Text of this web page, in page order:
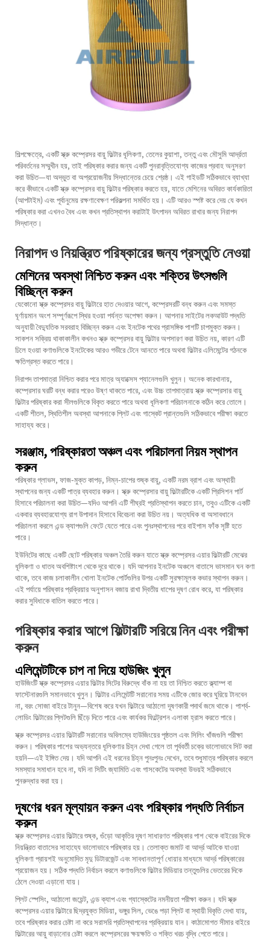
শিল্পক্ষেত্রে, একটি স্ক্রু কম্প্রেসর বায়ু ফিল্টার ধূলিকণা, তেলের কুয়াশা, তন্তু এবং মৌসুমি আর্দ্রতা
পরিবর্তনের সম্মুখীন হয়, তাই পরিষ্কার করার জন্য একটি পুনরাবৃত্তিযোগ্য কাজের প্রবাহ অনুসরণ
করা উচিত—যা অদ্ভুত বা অপ্রয়োজনীয় সিদ্ধান্তের চেয়ে শ্রেষ্ঠ। এই গাইডটি সঠিকভাবে ব্যাখ্যা
করে কীভাবে একটি স্ক্রু কম্প্রেসর বায়ু ফিল্টার পরিষ্কার করতে হয়, যাতে মেশিনের অবিরত কার্যকারিতা
(আপটাইম) এবং পূর্বানুমেয় রক্ষণাবেক্ষণ পরিকল্পনা সমর্থিত হয়। এটি আরও স্পষ্ট করে দেয় যে কখন
পরিষ্কার করা এখনও বৈধ এবং কখন প্রতিস্থাপন করাটাই উৎপাদন অবিরত রাখার জন্য নিরাপদ
সিদ্ধান্ত।
নিরাপদ ও নিয়ন্ত্রিত পরিষ্কারের জন্য প্রস্তুতি নেওয়া
মেশিনের অবস্থা নিশ্চিত করুন এবং শক্তির উৎসগুলি
বিচ্ছিন্ন করুন
যেকোনো স্ক্রু কম্প্রেসর বায়ু ফিল্টারে হাত দেওয়ার আগে, কম্প্রেসরটি বন্ধ করুন এবং সমস্ত
ঘূর্ণায়মান অংশ সম্পূর্ণরূপে স্থির হওয়া পর্যন্ত অপেক্ষা করুন। আপনার সাইটের লকআউট পদ্ধতি
অনুযায়ী বৈদ্যুতিক সরবরাহ বিচ্ছিন্ন করুন এবং ইনটেক পথের প্রাসঙ্গিক পাশটি চাপমুক্ত করুন।
সাকশন সক্রিয় থাকাকালীন কখনও স্ক্রু কম্প্রেসর বায়ু ফিল্টার অপসারণ করা উচিত নয়, কারণ এটি
ঢিলে হওয়া কণাগুলিকে ইনটেকের আরও গভীরে টেনে আনতে পারে অথবা ফিল্টার এলিমেন্টের গঠনকে
ক্ষতিগ্রস্ত করতে পারে।
নিরাপদ তাপমাত্রা নিশ্চিত করার পরে মাত্র অ্যাক্সেস প্যানেলগুলি খুলুন। অনেক কারখানায়,
কম্প্রেসার ঘরটি বন্ধ করার পরেও উষ্ণ থাকতে পারে, এবং উচ্চ তাপমাত্রায় স্ক্রু কম্প্রেসার বায়ু
ফিল্টার পরিষ্কার করা সীলগুলিকে বিকৃত করতে পারে অথবা ধূলিকণা পরিচালনাকে কঠিন করে তোলে।
একটি শীতল, স্থিতিশীল অবস্থা আপনাকে প্লিট এবং গাস্কেট প্রান্তগুলি সঠিকভাবে পরীক্ষা করতে
সাহায্য করে।
সরঞ্জাম, পরিষ্কারতা অঞ্চল এবং পরিচালনা নিয়ম স্থাপন
করুন
পরিষ্কার গ্লাভস, ফাজ-মুক্ত কাপড়, নিম্ন-চাপের শুষ্ক বায়ু, একটি নরম ব্রাশ এবং অস্থায়ী
স্থাপনের জন্য একটি পাত্র ব্যবহার করুন। স্ক্রু কম্প্রেসার বায়ু ফিল্টারটিকে একটি প্রিসিশন পার্ট
হিসাবে পরিচালনা করা উচিত—যদিও আপনি এটি শীঘ্রই প্রতিস্থাপন করতে চান, তবুও এটিকে একটি
একবার ব্যবহারযোগ্য রাগ উপাদান হিসাবে বিবেচনা করা উচিত নয়। অত্যধিক বা অসাবধানে
পরিচালনা করলে এন্ড ক্যাপগুলি ফেটে যেতে পারে এবং পুনঃস্থাপনের পরে বাইপাস ফাঁক সৃষ্টি হতে
পারে।
ইউনিটের কাছে একটি ছোট পরিষ্কার অঞ্চল তৈরি করুন যাতে স্ক্রু কম্প্রেসর এয়ার ফিল্টারটি মেঝের
ধূলিকণা ও ধাতব অবশিষ্টাংশ থেকে দূরে থাকে। যদি আপনার ইনটেক অঞ্চলে বাতাসে ভাসমান ঘন কণা
থাকে, তবে কাজ চলাকালীন খোলা ইনটেক পোর্টগুলির উপর একটি সুরক্ষামূলক কভার স্থাপন করুন।
এই পর্যায়ে পরিষ্কার প্রক্রিয়ার অনুশাসন বজায় রাখা দ্বিতীয় ধাপের দূষণ রোধ করে, যা পরিষ্কার
করার সুবিধাকে বাতিল করতে পারে।
পরিষ্কার করার আগে ফিল্টারটি সরিয়ে নিন এবং পরীক্ষা
করুন
এলিমেন্টটিকে চাপ না দিয়ে হাউজিং খুলুন
হাউজিংটি স্ক্রু কম্প্রেসর এয়ার ফিল্টার সিটের বিরুদ্ধে বাঁক না হয় তা নিশ্চিত করতে ক্ল্যাম্প বা
ফাস্টেনারগুলি সমানভাবে খুলুন। ফিল্টার এলিমেন্টটি সরানোর সময় এটিকে জোর করে ঘুরিয়ে টানবেন
না, বরং সোজা বাইরে টানুন—বিশেষ করে যখন ফিল্টারে আঠালো দূষণকারী পদার্থ জমে থাকে। পার্শ্ব-
লোডিং ফিল্টারের প্লিটগুলি ছিঁড়ে দিতে পারে এবং কার্যকর ফিল্ট্রেশন এলাকা হ্রাস করতে পারে।
স্ক্রু কম্প্রেসর এয়ার ফিল্টারটি সরানোর অবিলম্বে হাউজিংয়ের পৃষ্ঠতল এবং সিলিং খাঁজগুলি পরীক্ষা
করুন। পরিষ্কার পাশের অভ্যন্তরে ধূলিকণার চিহ্ন দেখা গেলে তা পূর্ববর্তী চক্রে ভালোভাবে সিট করা
হয়নি—এই ইঙ্গিত দেয়। যদি আপনি এই ধরনের চিহ্ন পুনঃপুনঃ দেখেন, তবে শুধুমাত্র পরিষ্কার করলে
সমস্যার সমাধান হবে না, যদি না সিটিং জ্যামিতি এবং গাসকেটের অবস্থা উভয়ই সঠিকভাবে
পুনরুদ্ধার করা হয়।
দূষণের ধরন মূল্যায়ন করুন এবং পরিষ্কার পদ্ধতি নির্বাচন
করুন
স্ক্রু কম্প্রেসর এয়ার ফিল্টারে শুষ্ক, গুঁড়ো আকৃতির দূষণ সাধারণত পরিষ্কার পাশ থেকে বাইরের দিকে
নিয়ন্ত্রিত বাতাসের সাহায্যে ভালোভাবে পরিষ্কার হয়। তেলাক্ত জমাট বা আর্দ্র আটকে যাওয়া
ধূলিকণা প্রায়শই অনুমোদিত মৃদু ডিটারজেন্ট এবং সাবধানতাপূর্ণ ধোয়ার মাধ্যমে আর্দ্র পরিষ্কারের
প্রয়োজন হয়। সঠিক পদ্ধতি নির্বাচন করলে কণাগুলিকে ফিল্টার মিডিয়ার তন্তুগুলির ভেতরের দিকে
ঠেলে দেওয়া এড়ানো যায়।
প্লিট স্পেসিং, আঠালো জয়েন্ট, এন্ড ক্যাপ এবং গ্যাস্কেটের নমনীয়তা পরীক্ষা করুন। যদি স্ক্রু
কম্প্রেসর এয়ার ফিল্টারে ছিদ্রযুক্ত মিডিয়া, ভঙ্গুর সিল, ভেঙে পড়া প্লিট বা স্থায়ী বিকৃতি দেখা যায়,
তবে পরিষ্কার করার চেষ্টা না করে সরাসরি প্রতিস্থাপনের প্রক্রিয়ায় যান। কাঠামোগত সীমার বাইরে
ফিল্টারের আয়ু বাড়ানোর চেষ্টা করলে কম্প্রেসরের ক্ষয়ক্ষতি ও শক্তি খরচ বৃদ্ধি পেতে পারে।